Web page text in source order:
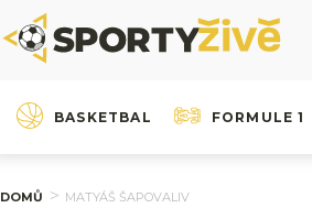
BASKETBAL FORMULE 1
DOMŮ MATYÁŠ ŠAPOVALIV